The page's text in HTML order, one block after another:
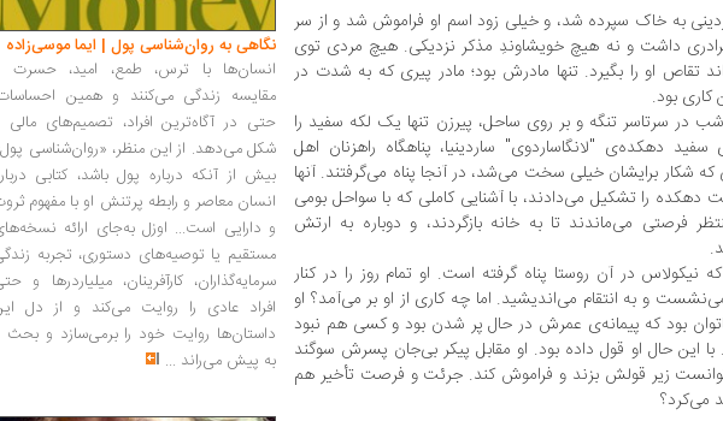
به خاک سپرده شد، و خیلی زود اسم او فراموش شد و از سر
برادری داشت و نه هیچ خویشاوندِ مذکر نزدیکی. هیچ مردی توی
تقاص او را بگیرد. تنها مادرش بود؛ مادر پیری که به شدت در
کاری بود.
در سرتاسر تنگه و بر روی ساحل، پیرزن تنها یک لکه سفید را
دهکده‌ی "لانگاساردوی" ساردینیا، پناهگاه راهزنان اهل
شکار برایشان خیلی سخت می‌شد، در آنجا پناه می‌گرفتند. آنها
دهکده را تشکیل می‌دادند، با آشنایی کاملی که با سواحل بومی
فرصتی می‌ماندند تا به خانه بازگردند، و دوباره به ارتش
نیکولاس در آن روستا پناه گرفته است. او تمام روز را در کنار
و به انتقام می‌اندیشید. اما چه کاری از او بر می‌آمد؟ او
بود که پیمانه‌ی عمرش در حال پر شدن بود و کسی هم نبود
با این حال او قول داده بود. او مقابل پیکر بی‌جان پسرش سوگند
زیر قولش بزند و فراموش کند. جرئت و فرصت تأخیر هم
می‌کرد؟
نگاهی به روان‌شناسی پول | ایما موسی‌زاده
انسان‌ها با ترس، طمع، امید، حسرت
مقایسه زندگی می‌کنند و همین
حتی در آگاه‌ترین افراد، تصمیم‌های مالی
شکل می‌دهد. از این منظر، «روان‌شناسی
بیش از آنکه درباره پول باشد، کتابی
انسان معاصر و رابطه پرتنش او با مفهوم
و دارایی است... اوزل به‌جای ارائه
مستقیم یا توصیه‌های دستوری، تجربه
سرمایه‌گذاران، کارآفرینان، میلیاردرها و
افراد عادی را روایت می‌کند و از دل
داستان‌ها روایت خود را برمی‌سازد و بحث
به پیش می‌راند ...